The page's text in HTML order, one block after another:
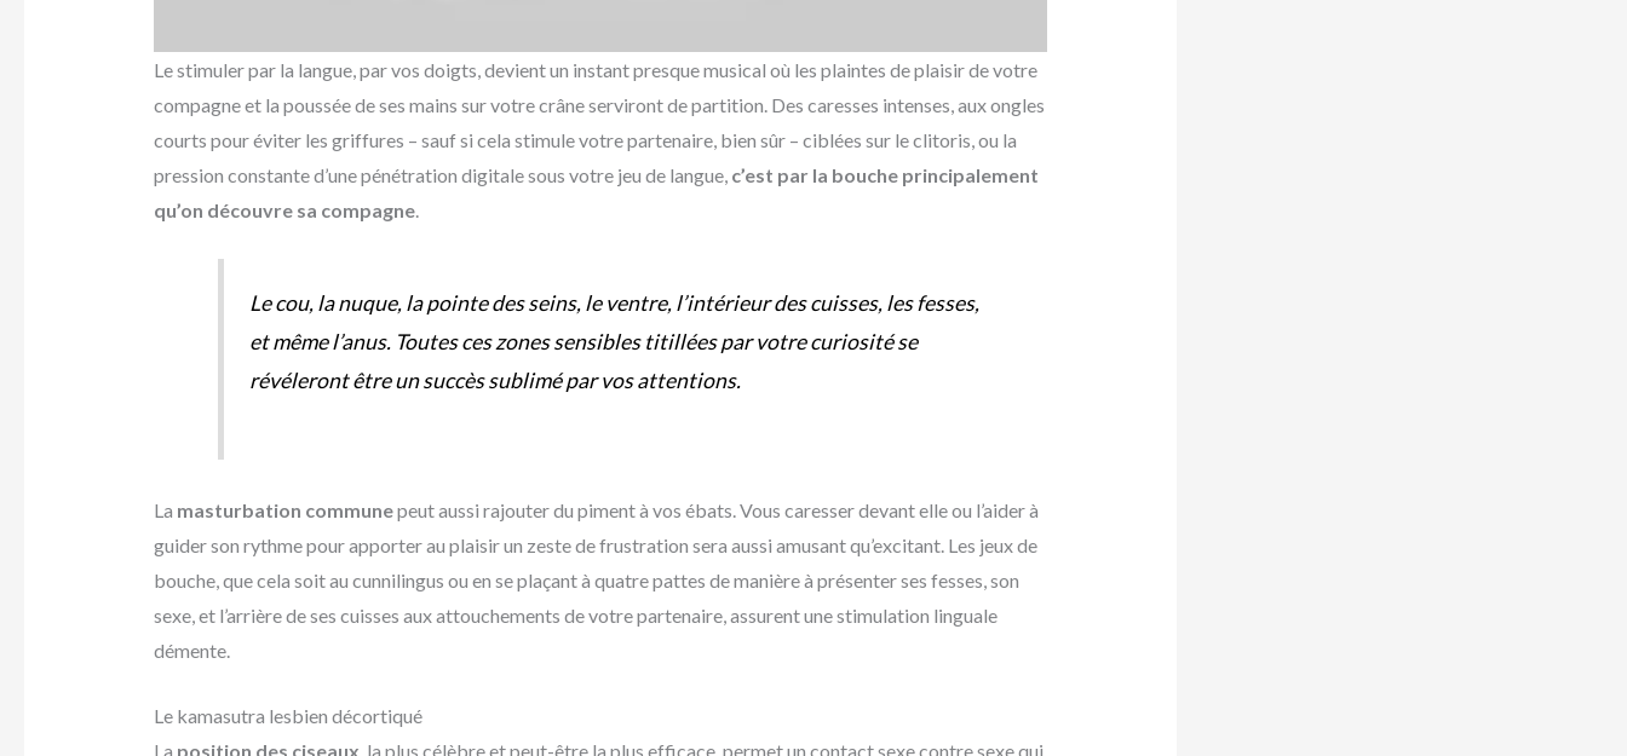
Le stimuler par la langue, par vos doigts, devient un instant presque musical où les plaintes de plaisir de votre
compagne et la poussée de ses mains sur votre crâne serviront de partition. Des caresses intenses, aux ongles
courts pour éviter les griffures – sauf si cela stimule votre partenaire, bien sûr – ciblées sur le clitoris, ou la
pression constante d’une pénétration digitale sous votre jeu de langue, c’est par la bouche principalement
qu’on découvre sa compagne.
Le cou, la nuque, la pointe des seins, le ventre, l’intérieur des cuisses, les fesses,
et même l’anus. Toutes ces zones sensibles titillées par votre curiosité se
révéleront être un succès sublimé par vos attentions.
La masturbation communepeut aussi rajouter du piment à vos ébats. Vous caresser devant elle ou l’aider à
guider son rythme pour apporter au plaisir un zeste de frustration sera aussi amusant qu’excitant. Les jeux de
bouche, que cela soit au cunnilingus ou en se plaçant à quatre pattes de manière à présenter ses fesses, son
sexe, et l’arrière de ses cuisses aux attouchements de votre partenaire, assurent une stimulation linguale
démente.
Le kamasutra lesbien décortiqué
La position des ciseaux , la plus célèbre et peut-être la plus efficace, permet un contact sexe contre sexe qui